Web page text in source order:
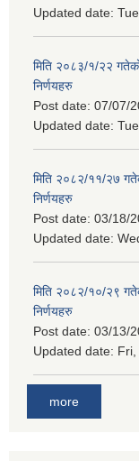
Updated date:
मिति २०८३/१/२२
निर्णयहरु
Post date: 07/07/
Updated date:
मिति २०८२/११/२७
निर्णयहरु
Post date: 03/18/
Updated date:
मिति २०८२/१०/२९
निर्णयहरु
Post date: 03/13/
Updated date:
more